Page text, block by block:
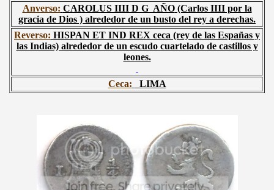
Anverso: CAROLUS IIII D G AÑO(Carlos IIII por la
gracia de Dios ) alrededor de un busto del rey a derechas.
Reverso: HISPAN ET IND REX ceca (rey de las Españas y
las Indias) alrededor de un escudo cuartelado de castillos y
leones.
Ceca: LIMA